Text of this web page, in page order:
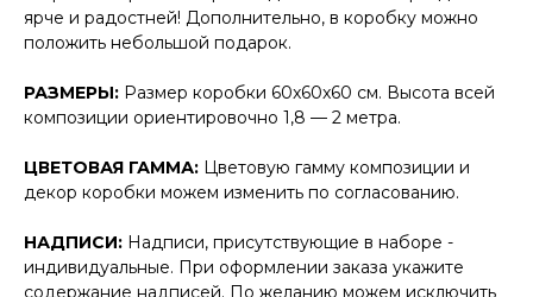
ярче и радостней! Дополнительно, в коробку можно
положить небольшой подарок.
РАЗМЕРЫ: Размер коробки 60x60x60 см. Высота всей
композиции ориентировочно 1,8 — 2 метра.
ЦВЕТОВАЯ ГАММА: Цветовую гамму композиции и
декор коробки можем изменить по согласованию.
НАДПИСИ: Надписи, присутствующие в наборе -
индивидуальные. При оформлении заказа укажите
содержание надписей. По желанию можем исключить